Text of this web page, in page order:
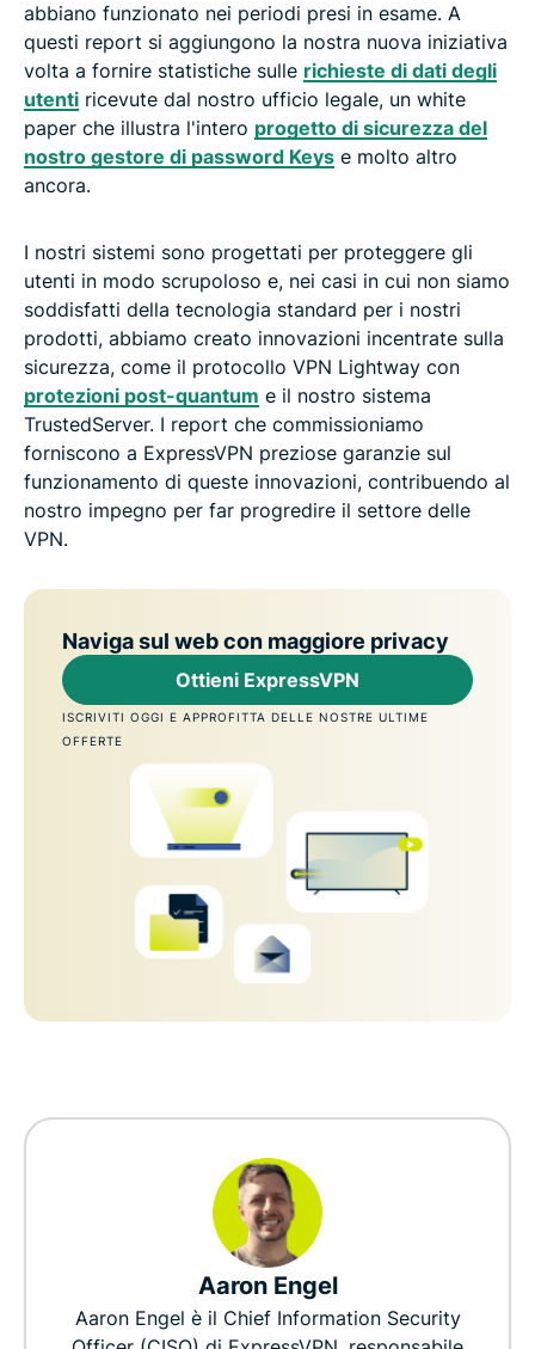
abbiano funzionato nei periodi presi in esame. A
questi report si aggiungono la nostra nuova iniziativa
volta a fornire statistiche sulle richieste di dati degli
utenti ricevute dal nostro ufficio legale, un white
paper che illustra l'intero progetto di sicurezza del
nostro gestore di password Keys e molto altro
ancora.
I nostri sistemi sono progettati per proteggere gli
utenti in modo scrupoloso e, nei casi in cui non siamo
soddisfatti della tecnologia standard per i nostri
prodotti, abbiamo creato innovazioni incentrate sulla
sicurezza, come il protocollo VPN Lightway con
protezioni post-quantum e il nostro sistema
TrustedServer. I report che commissioniamo
forniscono a ExpressVPN preziose garanzie sul
funzionamento di queste innovazioni, contribuendo al
nostro impegno per far progredire il settore delle
VPN.
Naviga sul web con maggiore privacy
Ottieni ExpressVPN
ISCRIVITI OGGI E APPROFITTA DELLE NOSTRE ULTIME
OFFERTE
Aaron Engel
Aaron Engel è il Chief Information Security